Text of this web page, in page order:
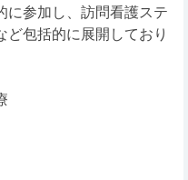
に参加し、訪問看護ステ
包括的に展開しており